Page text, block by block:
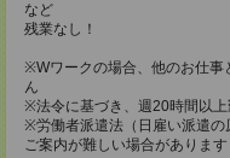
など
残業なし！
※Wワークの場合、他のお仕事
ん
※法令に基づき、週20時間以
※労働者派遣法（日雇い派遣の
ご案内が難しい場合があります